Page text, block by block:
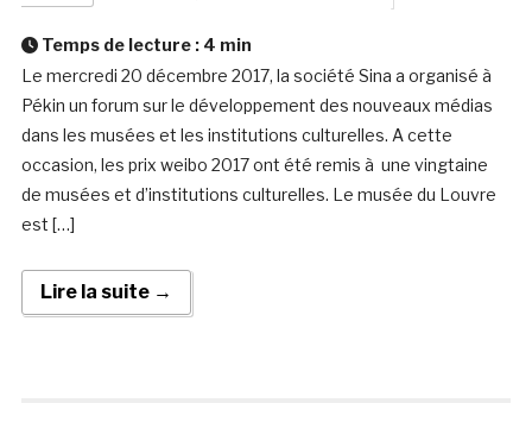
Temps de lecture : 4 min
Le mercredi 20 décembre 2017, la société Sina a organisé à
Pékin un forum sur le développement des nouveaux médias
dans les musées et les institutions culturelles. A cette
occasion, les prix weibo 2017 ont été remis à une vingtaine
de musées et d’institutions culturelles. Le musée du Louvre
est […]
Lire la suite →